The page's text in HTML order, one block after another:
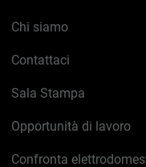
Chi siamo
Contattaci
Sala Stampa
Opportunità di lavoro
Confronta